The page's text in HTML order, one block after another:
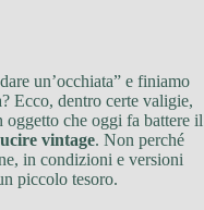
un’occhiata” e finiamo
Ecco, dentro certe valigie,
oggetto che oggi fa battere il
vintage. Non perché
in condizioni e versioni
piccolo tesoro.